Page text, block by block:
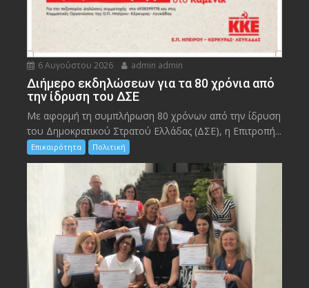
6 Αυγούστου 2026 admin admin
Διήμερο εκδηλώσεων για τα 80 χρόνια από
την ίδρυση του ΔΣΕ
Με αφορμή τη συμπλήρωση 80 χρόνων από την ίδρυση
του Δημοκρατικού Στρατού Ελλάδας (ΔΣΕ), η Επιτροπή...
Επικαιρότητα Πολιτική